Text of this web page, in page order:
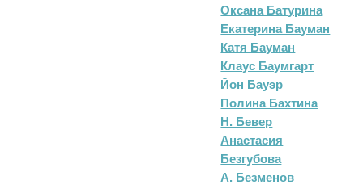
Оксана Батурина
Екатерина Бауман
Катя Бауман
Клаус Баумгарт
Йон Бауэр
Полина Бахтина
Н. Бевер
Анастасия
Безгубова
А. Безменов